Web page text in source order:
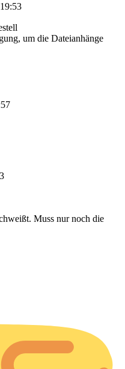
um die Dateianhänge
Muss nur noch die